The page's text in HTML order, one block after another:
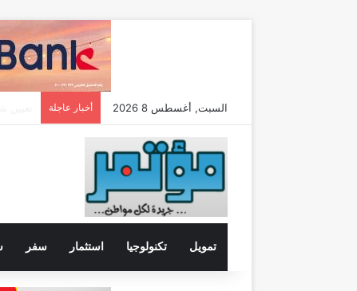
السبت, أغسطس 8 2026 أخبار عاجلة
تمويل تكنولوجيا استثمار سفر